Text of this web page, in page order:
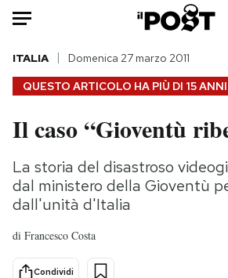
Auto
HOME
Italia
Politica
Tecnologia
Scienza
Cultura
Moda
QUESTO ARTICOLO HA PIÙ DI 15 ANNI
ITALIA Domenica 27 marzo 2011
Il caso “Gioventù
La storia del disastroso
dal ministero della Gioventù
dall'unità d'Italia
di Francesco Costa
Condividi